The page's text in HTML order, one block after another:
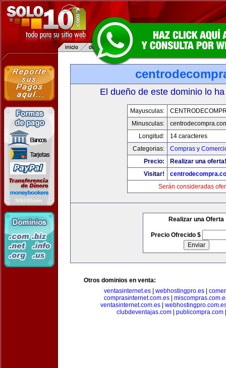
El dueño de este dominio lo
Mayusculas:
Minusculas:
Longitud:
14 caracteres
Categorias:
Compras y
Precio:
Realizar una oferta!
Visitar!
Serán consideradas
Realizar una Oferta
Precio Ofrecido $
Otros dominios en venta:
ventasinternet.es
webhostingpro.es
comprasinternet.com.es|
ventasinternet.com.es|
clubdeventajas.com| publicompra.com